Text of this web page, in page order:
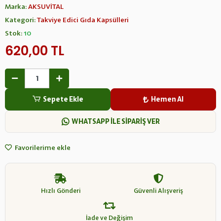
Marka:AKSUVİTAL
Kategori:Takviye Edici Gıda Kapsülleri
Stok:10
620,00 TL
Sepete Ekle Hemen Al
WHATSAPP İLE SİPARİŞ VER
Favorilerime ekle
Hızlı Gönderi Güvenli Alışveriş
İade ve Değişim